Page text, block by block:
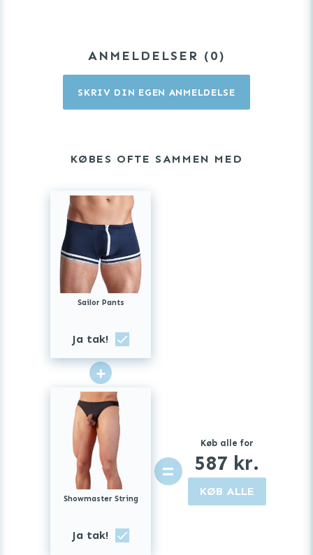
ANMELDELSER 0
SKRIV DIN EGEN ANMELDELSE
KØBES OFTE SAMMEN MED
Sailor Pants
Ja tak!
+
Showmaster String
Ja tak!
=
Køb alle for
587 kr.
KØB ALLE